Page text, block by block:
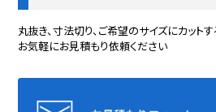
丸抜き、寸法切り、ご希望のサイズにカットす
お気軽にお見積もり依頼ください